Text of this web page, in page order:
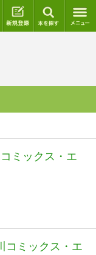
ログイン 新規登録
ミックス・エ
ミックス・エ